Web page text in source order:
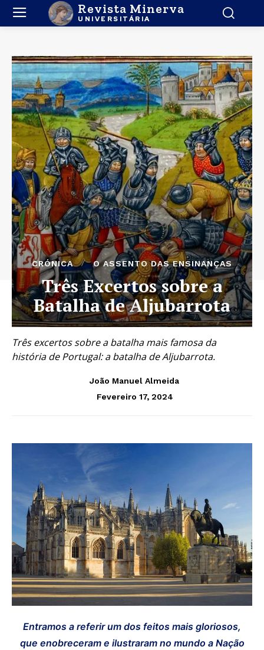
Revista Minerva
UNIVERSITÁRIA
CRÓNICA O ASSENTO DAS ENSINANÇAS
Três Excertos sobre a
Batalha de Aljubarrota
Três excertos sobre a batalha mais famosa da
história de Portugal: a batalha de Aljubarrota.
João Manuel Almeida
Fevereiro 17, 2024
Entramos a referir um dos feitos mais gloriosos,
que enobreceram e ilustraram no mundo a Nação